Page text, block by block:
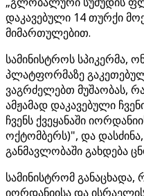
დაკავებული 14 თურქი
მიმართულებით.
სამინისტროს სპიკერმა,
პლატფორმაზე გაკეთებულ
ვაგრძელებთ მუშაობას,
ამჟამად დაკავებული
ჩვენს ქვეყანაში
ოქტომბერს)", და
განმავლობაში გახდება
სამინისტრომ
იორდანიისა და